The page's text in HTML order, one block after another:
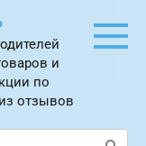
и
по
отзывов